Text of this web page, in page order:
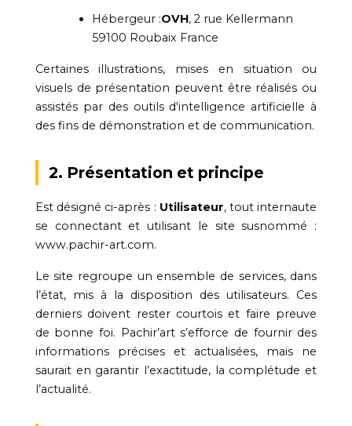
Hébergeur :OVH, 2 rue Kellermann
59100 Roubaix France
Certaines illustrations, mises en situation ou
visuels de présentation peuvent être réalisés ou
assistés par des outils d'intelligence artificielle à
des fins de démonstration et de communication.
2. Présentation et principe
Est désigné ci-après : Utilisateur, tout internaute
se connectant et utilisant le site susnommé :
www.pachir-art.com.
Le site regroupe un ensemble de services, dans
l’état, mis à la disposition des utilisateurs. Ces
derniers doivent rester courtois et faire preuve
de bonne foi. Pachir’art s’efforce de fournir des
informations précises et actualisées, mais ne
saurait en garantir l’exactitude, la complétude et
l’actualité.